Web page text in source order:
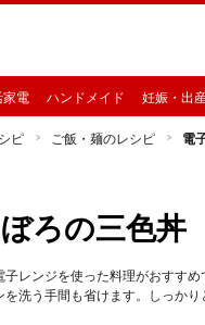
家電 ハンドメイド 妊娠・出
ピ ご飯・麺のレシピ 電
ろの三色丼
レンジを使った料理がおすす
洗う手間も省けます。しっか